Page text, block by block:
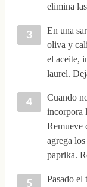
elimina
En una
oliva y
el aceite,
laurel.
Cuando
incorpora
Remueve
agrega
paprika.
Pasado el